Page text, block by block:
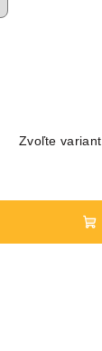
Zvoľte variant